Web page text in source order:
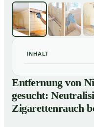
INHALT
01 Entfernung von
Neutralisieren und
So entfernen wir
Entfernung von
gesucht:
Zigarettenrauch